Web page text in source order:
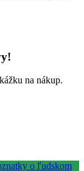
na nákup.